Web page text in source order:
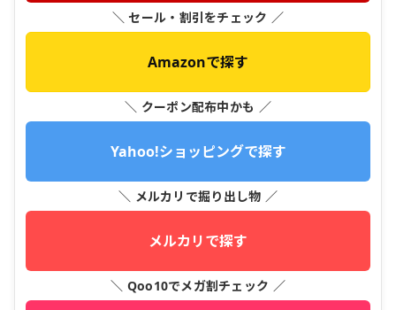
＼ セール・割引をチェック ／
Amazonで探す
＼ クーポン配布中かも ／
Yahoo!ショッピングで探す
＼ メルカリで掘り出し物 ／
メルカリで探す
＼ Qoo10でメガ割チェック ／